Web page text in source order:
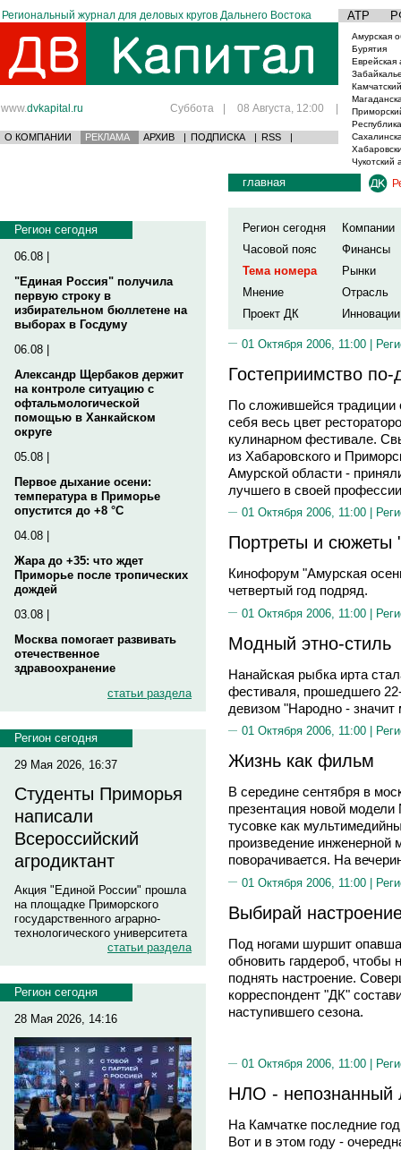
Региональный журнал для деловых кругов Дальнего Востока АТР
www.dvkapital.ru Суббота | 08 Августа, 12:00 |
О КОМПАНИИ РЕКЛАМА АРХИВ | ПОДПИСКА | RSS |
Амурская
Бурятия
Еврейская
Чукотский
Регион сегодня
06.08 |
"Единая Россия" получила
первую строку в
избирательном бюллетене на
выборах в Госдуму
06.08 |
Александр Щербаков держит
на контроле ситуацию с
офтальмологической
помощью в Ханкайском
округе
05.08 |
Первое дыхание осени:
температура в Приморье
опустится до +8 °C
04.08 |
Жара до +35: что ждет
Приморье после тропических
дождей
03.08 |
Москва помогает развивать
отечественное
здравоохранение
статьи раздела
Регион сегодня
29 Мая 2026, 16:37
Студенты Приморья
написали
Всероссийский
агродиктант
Акция "Единой России" прошла
на площадке Приморского
государственного аграрно-
технологического университета
статьи раздела
Регион сегодня
28 Мая 2026, 14:16
главная
Регион сегодня
Компании
Часовой пояс
Финансы
Тема номера
Рынки
Мнение
Отрасль
Проект ДК
Инновации
01 Октября 2006, 11:00 |
Гостеприимство
По сложившейся традиции
себя весь цвет
кулинарном фестивале.
из Хабаровского и
Амурской области -
лучшего в своей
01 Октября 2006, 11:00 |
Портреты и сюжеты
Кинофорум "Амурская
четвертый год подряд.
01 Октября 2006, 11:00 |
Модный этно-стиль
Нанайская рыбка ирта
фестиваля, прошедшего
девизом "Народно - значит
01 Октября 2006, 11:00 |
Жизнь как фильм
В середине сентября в
презентация новой
тусовке как
произведение
поворачивается. На
01 Октября 2006, 11:00 |
Выбирай
Под ногами шуршит
обновить гардероб, чтобы
поднять настроение.
корреспондент "ДК"
наступившего сезона.
01 Октября 2006, 11:00 |
НЛО - непознанный
На Камчатке последние
Вот и в этом году -